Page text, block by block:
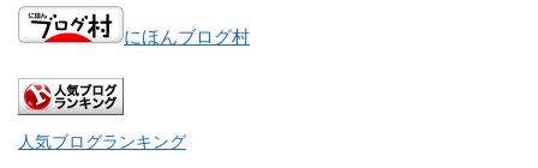
にほんブログ村
人気ブログランキング